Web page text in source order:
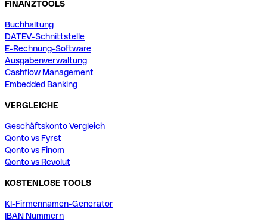
FINANZTOOLS
Buchhaltung
DATEV-Schnittstelle
E-Rechnung-Software
Ausgabenverwaltung
Cashflow Management
Embedded Banking
VERGLEICHE
Geschäftskonto Vergleich
Qonto vs Fyrst
Qonto vs Finom
Qonto vs Revolut
KOSTENLOSE TOOLS
KI-Firmennamen-Generator
IBAN Nummern